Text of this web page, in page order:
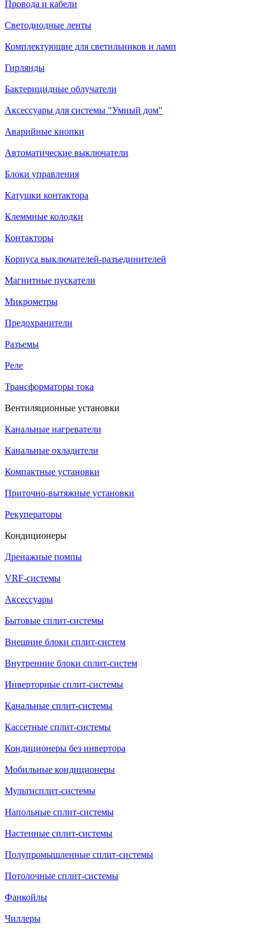
Провода и кабели
Светодиодные ленты
Комплектующие для светильников и ламп
Гирлянды
Бактерицидные облучатели
Аксессуары для системы "Умный дом"
Аварийные кнопки
Автоматические выключатели
Блоки управления
Катушки контактора
Клеммные колодки
Контакторы
Корпуса выключателей-разъединителей
Магнитные пускатели
Микрометры
Предохранители
Разъемы
Реле
Трансформаторы тока
Вентиляционные установки
Канальные нагреватели
Канальные охладители
Компактные установки
Приточно-вытяжные установки
Рекуператоры
Кондиционеры
Дренажные помпы
VRF-системы
Аксессуары
Бытовые сплит-системы
Внешние блоки сплит-систем
Внутренние блоки сплит-систем
Инверторные сплит-системы
Канальные сплит-системы
Кассетные сплит-системы
Кондиционеры без инвертора
Мобильные кондиционеры
Мультисплит-системы
Напольные сплит-системы
Настенные сплит-системы
Полупромышленные сплит-системы
Потолочные сплит-системы
Фанкойлы
Чиллеры